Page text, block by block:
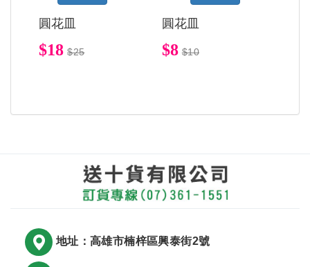
圓花皿
$18 $25
圓花皿
$8 $10
地址：高雄市楠梓區興泰街2號